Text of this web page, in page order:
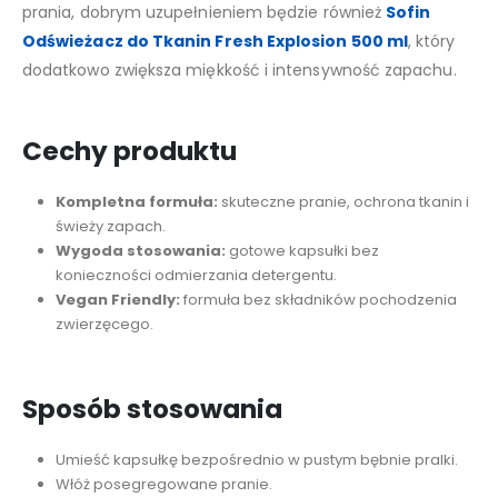
prania, dobrym uzupełnieniem będzie również Sofin
Odświeżacz do Tkanin Fresh Explosion 500 ml, który
dodatkowo zwiększa miękkość i intensywność zapachu.
Cechy produktu
Kompletna formuła: skuteczne pranie, ochrona tkanin i
świeży zapach.
Wygoda stosowania: gotowe kapsułki bez
konieczności odmierzania detergentu.
Vegan Friendly: formuła bez składników pochodzenia
zwierzęcego.
Sposób stosowania
Umieść kapsułkę bezpośrednio w pustym bębnie pralki.
Włóż posegregowane pranie.